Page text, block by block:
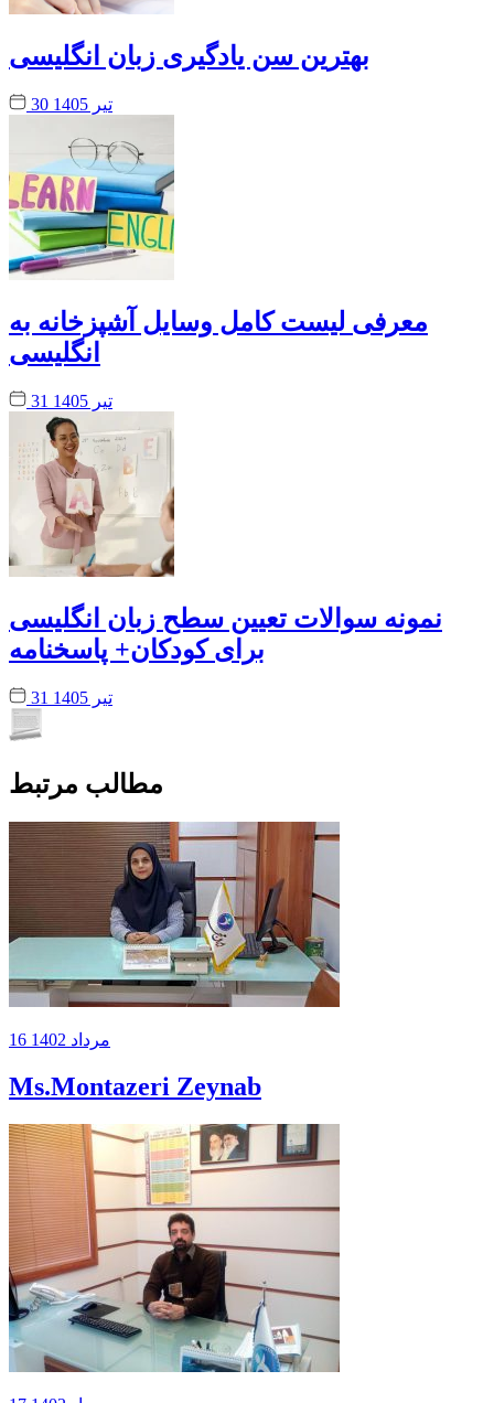
بهترین سن یادگیری زبان انگلیسی
30 تیر 1405
معرفی لیست کامل وسایل آشپزخانه به
انگلیسی
31 تیر 1405
نمونه سوالات تعیین سطح زبان انگلیسی
برای کودکان+ پاسخنامه
31 تیر 1405
مطالب مرتبط
16 مرداد 1402
Ms.Montazeri Zeynab